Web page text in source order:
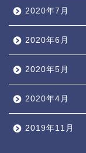
2020年7月
2020年6月
2020年5月
2020年4月
2019年11月